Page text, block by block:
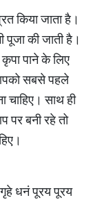
किया जाता है।
पूजा की जाती है।
पाने के लिए
सबसे पहले
चाहिए। साथ ही
पर बनी रहे तो
गृहे धनं पूरय पूरय